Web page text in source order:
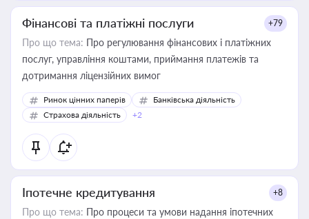
Фінансові та платіжні послуги +79
Про що тема: Про регулювання фінансових і платіжних
послуг, управління коштами, приймання платежів та
дотримання ліцензійних вимог
Ринок цінних паперів
Банківська діяльність
Страхова діяльність
+2
Іпотечне кредитування +8
Про що тема: Про процеси та умови надання іпотечних